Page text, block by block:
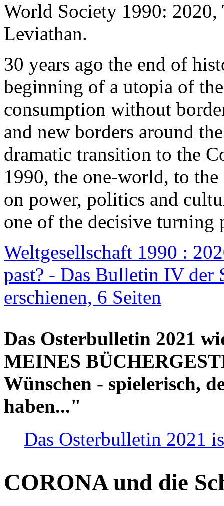
World Society 1990: 2020,
Leviathan.
30 years ago the end of
beginning of a utopia of
consumption without
and new borders around
dramatic transition to the
1990, the one-world, to the
on power, politics and
one of the decisive turning
Weltgesellschaft 1990 :
past? - Das Bulletin IV der
erschienen, 6 Seiten
Das Osterbulletin 2021
MEINES
Wünschen - spielerisch,
haben..."
Das Osterbulletin 2021
CORONA und die